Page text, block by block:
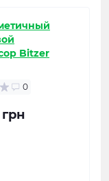
Bitzer
0
грн